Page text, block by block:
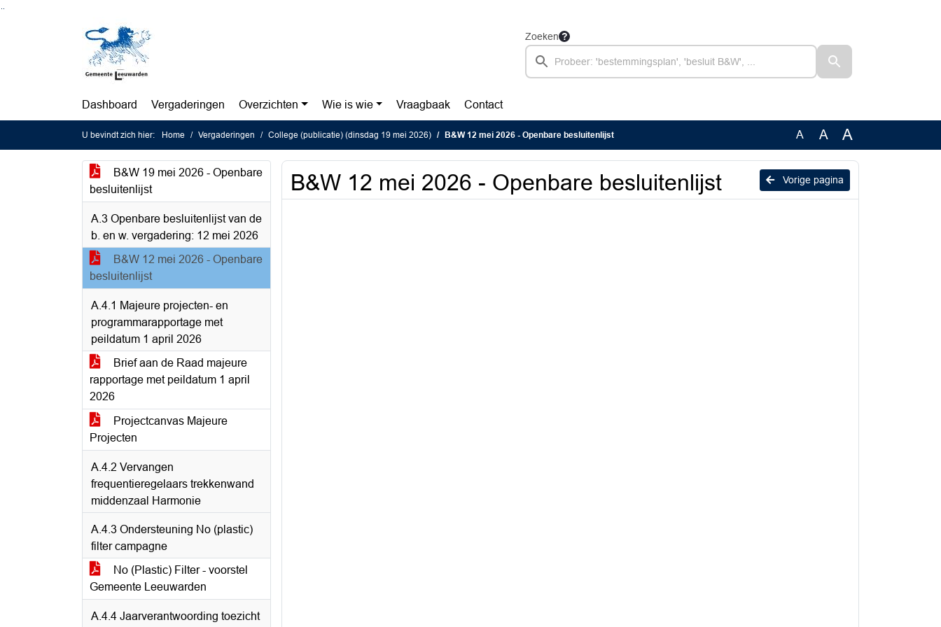
Zoeken
Dashboard Vergaderingen Overzichten Wie is wie Vraagbaak Contact
U bevindt zich hier: Home Vergaderingen College (publicatie) (dinsdag 19 mei 2026) B&W 12 mei 2026 - Openbare besluitenlijst A A A
B&W 19 mei 2026 - Openbare
besluitenlijst
A.3 Openbare besluitenlijst van de
b. en w. vergadering: 12 mei 2026
B&W 12 mei 2026 - Openbare
besluitenlijst
A.4.1 Majeure projecten- en
programmarapportage met
peildatum 1 april 2026
Brief aan de Raad majeure
rapportage met peildatum 1 april
2026
Projectcanvas Majeure
Projecten
A.4.2 Vervangen
frequentieregelaars trekkenwand
middenzaal Harmonie
A.4.3 Ondersteuning No (plastic)
filter campagne
No (Plastic) Filter - voorstel
Gemeente Leeuwarden
A.4.4 Jaarverantwoording toezicht
Vorige pagina
B&W 12 mei 2026 - Openbare besluitenlijst